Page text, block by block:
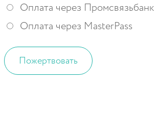
Оплата через Промсвязьбанк
Оплата через MasterPass